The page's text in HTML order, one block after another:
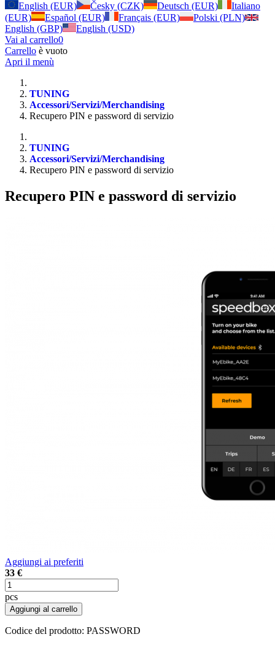
English (EUR)
Česky (CZK) Deutsch (EUR)
Italiano
(EUR)
Español (EUR) Français (EUR)
Polski (PLN)
English (GBP)
English (USD)
Vai al carrello0
Carrello è vuoto
Apri il menù
TUNING
Accessori/Servizi/Merchandising
Recupero PIN e password di servizio
TUNING
Accessori/Servizi/Merchandising
Recupero PIN e password di servizio
Recupero PIN e password di servizio
Aggiungi ai preferiti
33 €
pcs
Aggiungi al carrello
Codice del prodotto: PASSWORD